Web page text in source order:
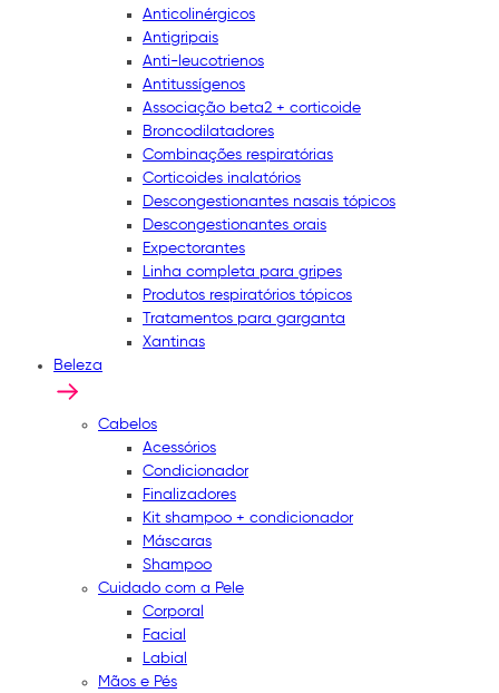
Anticolinérgicos
Antigripais
Anti-leucotrienos
Antitussígenos
Associação beta2 + corticoide
Broncodilatadores
Combinações respiratórias
Corticoides inalatórios
Descongestionantes nasais tópicos
Descongestionantes orais
Expectorantes
Linha completa para gripes
Produtos respiratórios tópicos
Tratamentos para garganta
Xantinas
Beleza
Cabelos
Acessórios
Condicionador
Finalizadores
Kit shampoo + condicionador
Máscaras
Shampoo
Cuidado com a Pele
Corporal
Facial
Labial
Mãos e Pés